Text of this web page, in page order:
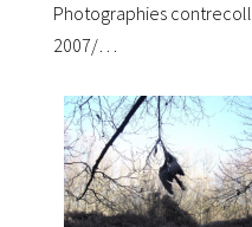
Photographies
2007/…